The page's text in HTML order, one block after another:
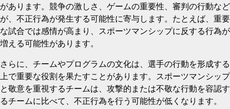
があります。競争の激しさ、ゲームの重要性、審判の行動など
が、不正行為が発生する可能性に寄与します。たとえば、重要
な試合では感情が高まり、スポーツマンシップに反する行為が
増える可能性があります。
さらに、チームやプログラムの文化は、選手の行動を形成する
上で重要な役割を果たすことがあります。スポーツマンシップ
と敬意を重視するチームは、攻撃的または不敬な行動を容認す
るチームに比べて、不正行為を行う可能性が低くなります。